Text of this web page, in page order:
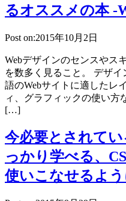
るオススメの本 -
Post on:2015年10月2日
Webデザインのセンスやス
を数多く見ること。 デザ
語のWebサイトに適したレ
ィ、グラフィックの使い方
[…]
今必要とされて
っかり学べる、
使いこなせるよ